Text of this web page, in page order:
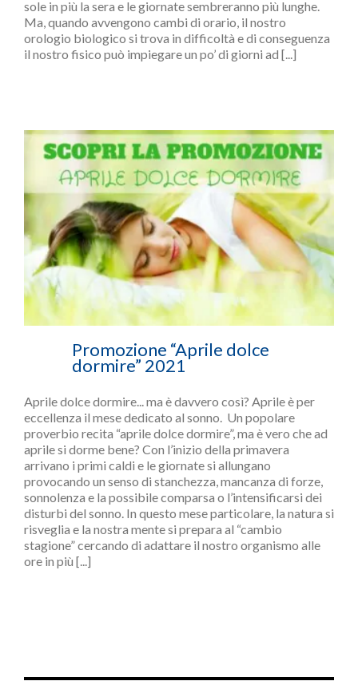
sole in più la sera e le giornate sembreranno più lunghe.
Ma, quando avvengono cambi di orario, il nostro
orologio biologico si trova in difficoltà e di conseguenza
il nostro fisico può impiegare un po’ di giorni ad [...]
Promozione “Aprile dolce
dormire” 2021
Aprile dolce dormire... ma è davvero così? Aprile è per
eccellenza il mese dedicato al sonno. Un popolare
proverbio recita “aprile dolce dormire”, ma è vero che ad
aprile si dorme bene? Con l’inizio della primavera
arrivano i primi caldi e le giornate si allungano
provocando un senso di stanchezza, mancanza di forze,
sonnolenza e la possibile comparsa o l’intensificarsi dei
disturbi del sonno. In questo mese particolare, la natura si
risveglia e la nostra mente si prepara al “cambio
stagione” cercando di adattare il nostro organismo alle
ore in più [...]